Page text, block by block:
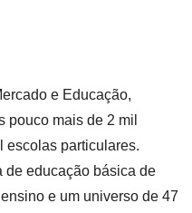
e Educação,
pouco mais de 2 mil
escolas particulares.
de educação básica de
e um universo de 47